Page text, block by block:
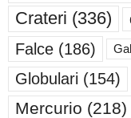
Crateri (336)
Falce (186)
Globulari (154)
Mercurio (218)